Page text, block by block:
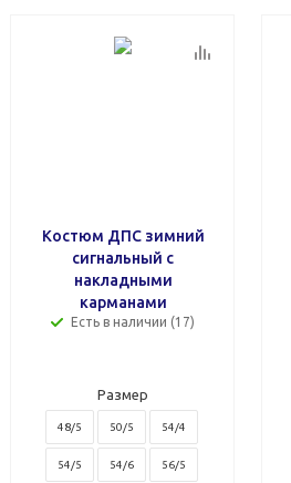
Костюм ДПС зимний
сигнальный с
накладными
карманами
Есть в наличии (17)
Размер
48/5 50/5 54/4
54/5 54/6 56/5